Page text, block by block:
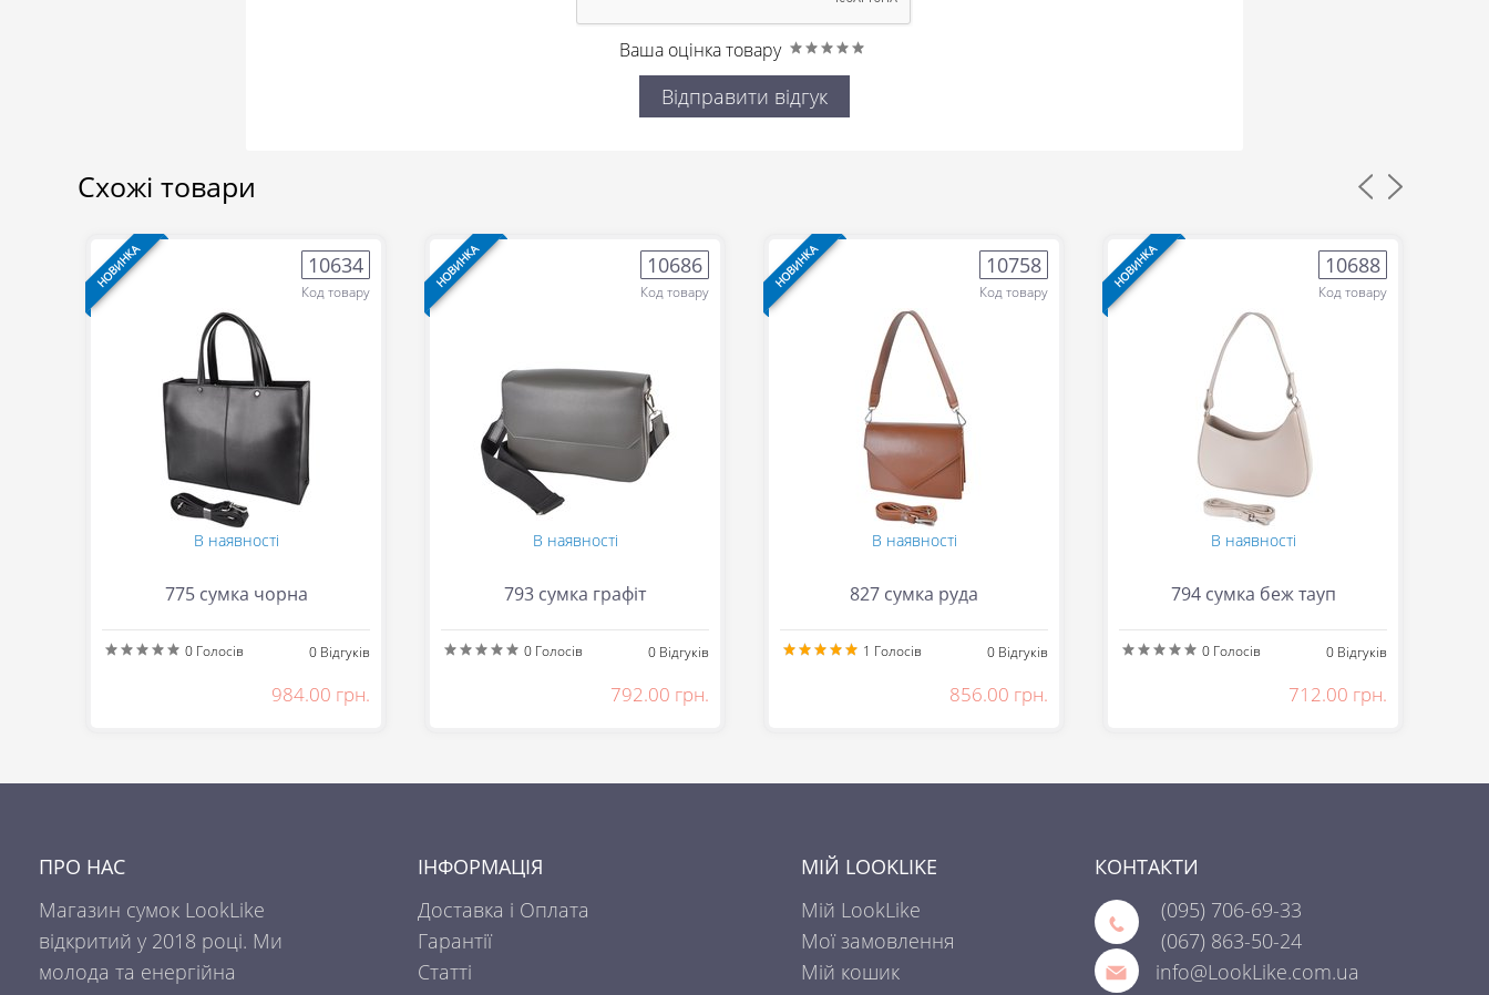
Ваша оцінка товару
Відправити відгук
Схожі товари
НОВИНКА 10634
Код товару
В наявності
775 сумка чорна
0 Голосів 0 Відгуків
984.00 грн.
НОВИНКА 10686
Код товару
В наявності
793 сумка графіт
0 Голосів 0 Відгуків
792.00 грн.
НОВИНКА 10758
Код товару
В наявності
827 сумка руда
1 Голосів 0 Відгуків
856.00 грн.
НОВИНКА 10688
Код товару
В наявності
794 сумка беж тауп
0 Голосів 0 Відгуків
712.00 грн.
ПРО НАС
Магазин сумок LookLike
відкритий у 2018 році. Ми
молода та енергійна
ІНФОРМАЦІЯ
Доставка і Оплата
Гарантії
Статті
МІЙ LOOKLIKE
Мій LookLike
Мої замовлення
Мій кошик
КОНТАКТИ
(095) 706-69-33
(067) 863-50-24
info@LookLike.com.ua